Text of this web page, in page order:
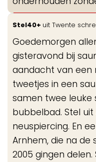
Stel40+ uit Twente
Goedemorgen
gisteravond bij
aandacht van een
tweetjes in een
samen twee
bubbelbad. Stel uit
neuspiercing. En
Arnhem, die na de
2005 gingen